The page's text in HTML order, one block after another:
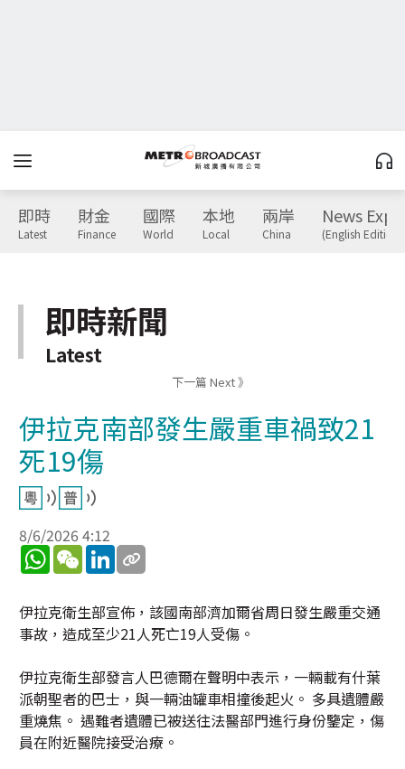
即時
Latest
財金
Finance
國際
World
本地
Local
兩岸
China
News
(English Edition)
即時新聞
Latest
下一篇 Next 》
伊拉克南部發生嚴重車禍致21
死19傷
8/6/2026 4:12
WhatsApp
WeChatLinkedIn
伊拉克衛生部宣佈，該國南部濟加爾省周日發生嚴重交通
事故，造成至少21人死亡19人受傷。
伊拉克衛生部發言人巴德爾在聲明中表示，一輛載有什葉
派朝聖者的巴士，與一輛油罐車相撞後起火。 多具遺體嚴
重燒焦。 遇難者遺體已被送往法醫部門進行身份鑒定，傷
員在附近醫院接受治療。